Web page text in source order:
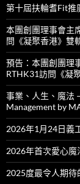
第十屆扶輪耆Fit推
本團創團理事會主
問《凝聚香港》雙
預告：本團創團理
RTHK31訪問《凝
事業、人生、魔法
Management by
2026年1月24日義
2026年首次愛心魔
2025度最令人期